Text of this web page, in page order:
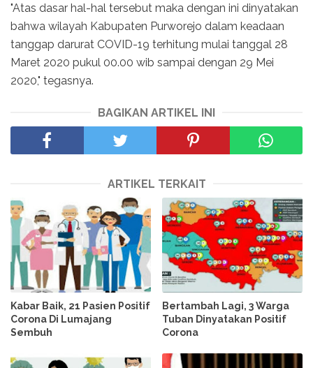
"Atas dasar hal-hal tersebut maka dengan ini dinyatakan
bahwa wilayah Kabupaten Purworejo dalam keadaan
tanggap darurat COVID-19 terhitung mulai tanggal 28
Maret 2020 pukul 00.00 wib sampai dengan 29 Mei
2020," tegasnya.
BAGIKAN ARTIKEL INI
ARTIKEL TERKAIT
Kabar Baik, 21 Pasien Positif
Corona Di Lumajang
Sembuh
Bertambah Lagi, 3 Warga
Tuban Dinyatakan Positif
Corona